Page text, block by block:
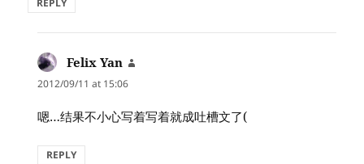
Felix Yan
2012/09/11 at 15:06
嗯…结果不小心写着写着就成吐槽文了(
REPLY